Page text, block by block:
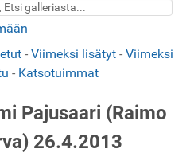
- Viimeksi lisätyt- Viimeksi
- Katsotuimmat
Pajusaari (Raimo
26.4.2013